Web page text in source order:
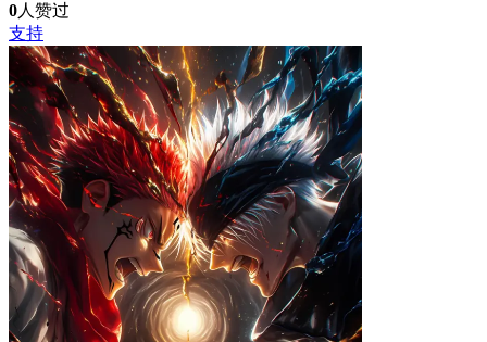
0人赞过
支持